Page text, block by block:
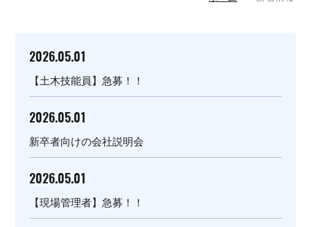
2026.05.01
【土木技能員】急募！！
2026.05.01
新卒者向けの会社説明会
2026.05.01
【現場管理者】急募！！